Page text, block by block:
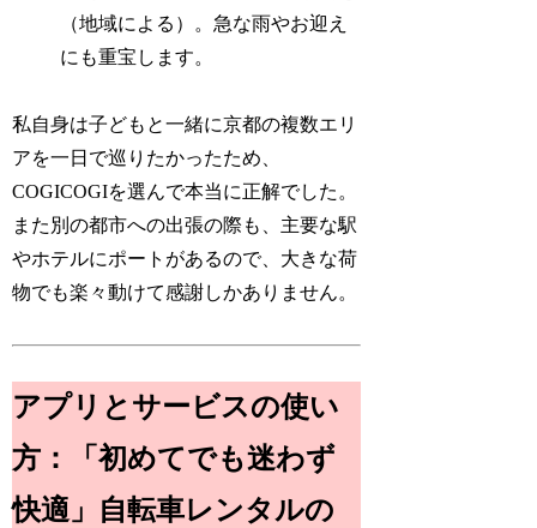
（地域による）。急な雨やお迎え
にも重宝します。
私自身は子どもと一緒に京都の複数エリ
アを一日で巡りたかったため、
COGICOGIを選んで本当に正解でした。
また別の都市への出張の際も、主要な駅
やホテルにポートがあるので、大きな荷
物でも楽々動けて感謝しかありません。
アプリとサービスの使い
方：「初めてでも迷わず
快適」自転車レンタルの